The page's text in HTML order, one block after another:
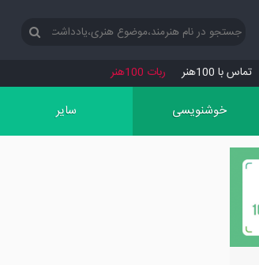
تماس با 100هنر ربات 100هنر
خوشنویسی سایر